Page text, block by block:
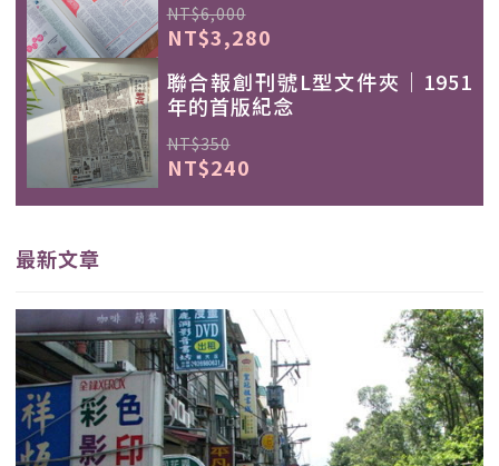
NT$6,000
NT$3,280
聯合報創刊號L型文件夾｜1951
年的首版紀念
NT$350
NT$240
最新文章